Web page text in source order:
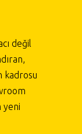
değil
kadrosu
yeni